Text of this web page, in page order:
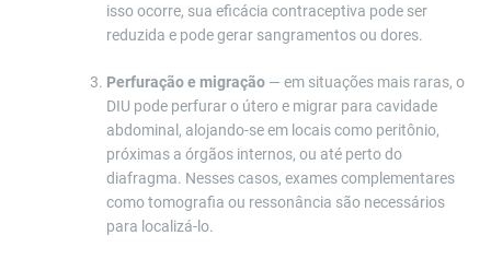
isso ocorre, sua eficácia contraceptiva pode ser
reduzida e pode gerar sangramentos ou dores.
Perfuração e migração — em situações mais raras, o
DIU pode perfurar o útero e migrar para cavidade
abdominal, alojando-se em locais como peritônio,
próximas a órgãos internos, ou até perto do
diafragma. Nesses casos, exames complementares
como tomografia ou ressonância são necessários
para localizá-lo.